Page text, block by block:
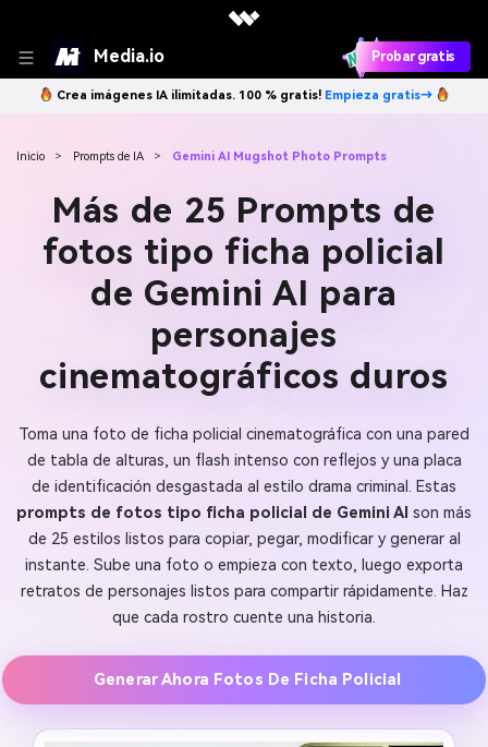
Media.io Probar gratis
Crea imágenes IA ilimitadas. 100 % gratis! Empieza gratis→
Inicio > Prompts de IA > Gemini AI Mugshot Photo Prompts
Más de 25 Prompts de
fotos tipo ficha policial
de Gemini AI para
personajes
cinematográficos duros
Toma una foto de ficha policial cinematográfica con una pared
de tabla de alturas, un flash intenso con reflejos y una placa
de identificación desgastada al estilo drama criminal. Estas
prompts de fotos tipo ficha policial de Gemini AI son más
de 25 estilos listos para copiar, pegar, modificar y generar al
instante. Sube una foto o empieza con texto, luego exporta
retratos de personajes listos para compartir rápidamente. Haz
que cada rostro cuente una historia.
Generar Ahora Fotos De Ficha Policial